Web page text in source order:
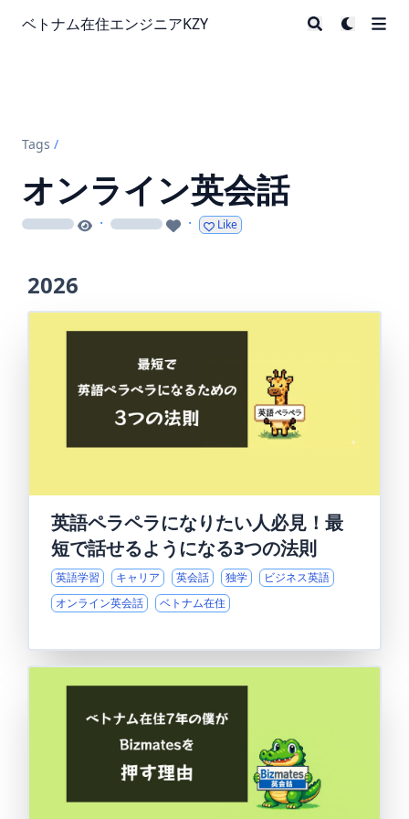
ベトナム在住エンジニアKZY
Tags /
オンライン英会話
loading · loading · Like
2026
英語ペラペラになりたい人必見！最
短で話せるようになる3つの法則
英語学習 キャリア 英会話 独学
ビジネス英語
オンライン英会話
ベトナム在住